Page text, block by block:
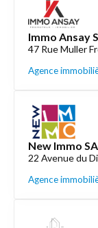
Immo Ansay
47 Rue Muller
Agence
New Immo SA
22 Avenue du
Agence